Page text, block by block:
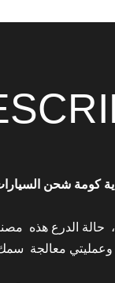
معالجة